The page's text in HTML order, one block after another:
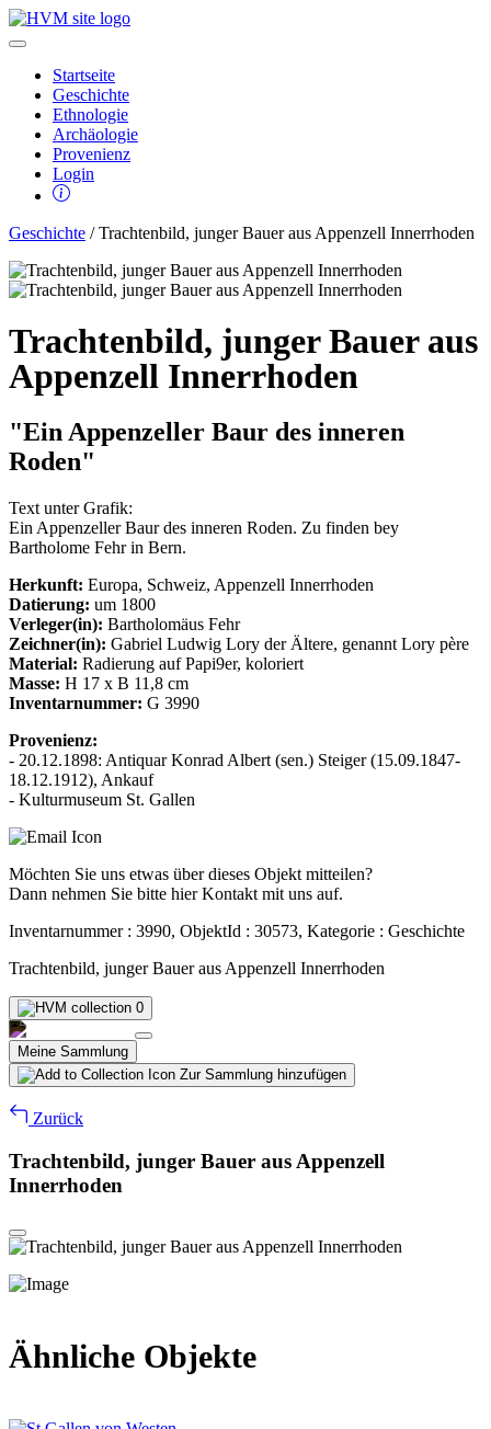
Startseite
Geschichte
Ethnologie
Archäologie
Provenienz
Login
Geschichte / Trachtenbild, junger Bauer aus Appenzell Innerrhoden
Trachtenbild, junger Bauer aus
Appenzell Innerrhoden
"Ein Appenzeller Baur des inneren
Roden"
Text unter Grafik:
Ein Appenzeller Baur des inneren Roden. Zu finden bey
Bartholome Fehr in Bern.
Herkunft: Europa, Schweiz, Appenzell Innerrhoden
Datierung: um 1800
Verleger(in): Bartholomäus Fehr
Zeichner(in): Gabriel Ludwig Lory der Ältere, genannt Lory père
Material: Radierung auf Papi9er, koloriert
Masse: H 17 x B 11,8 cm
Inventarnummer: G 3990
Provenienz:
- 20.12.1898: Antiquar Konrad Albert (sen.) Steiger (15.09.1847-
18.12.1912), Ankauf
- Kulturmuseum St. Gallen
Möchten Sie uns etwas über dieses Objekt mitteilen?
Dann nehmen Sie bitte hier Kontakt mit uns auf.
Inventarnummer : 3990, ObjektId : 30573, Kategorie : Geschichte
Trachtenbild, junger Bauer aus Appenzell Innerrhoden
0
Meine Sammlung
Zur Sammlung hinzufügen
Zurück
Trachtenbild, junger Bauer aus Appenzell
Innerrhoden
Ähnliche Objekte